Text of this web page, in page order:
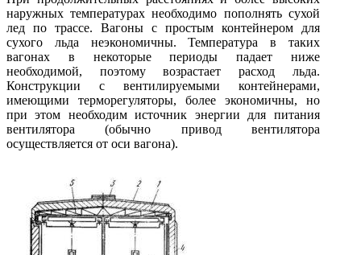
наружных температурах необходимо пополнять сухой
лед по трассе. Вагоны с простым контейнером для
сухого льда неэкономичны. Температура в таких
вагонах в некоторые периоды падает ниже
необходимой, поэтому возрастает расход льда.
Конструкции с вентилируемыми контейнерами,
имеющими терморегуляторы, более экономичны, но
при этом необходим источник энергии для питания
вентилятора (обычно привод вентилятора
осуществляется от оси вагона).